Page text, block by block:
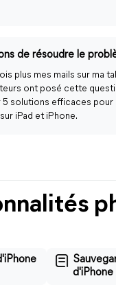
plus mes mails sur ma
ont posé cette
5 solutions efficaces pour
iPad et iPhone.
d'iPhone